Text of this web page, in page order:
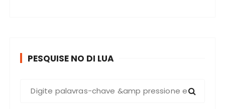
PESQUISE NO DI LUA